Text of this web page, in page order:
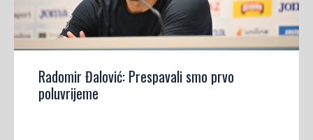
Radomir Đalović: Prespavali smo prvo
poluvrijeme